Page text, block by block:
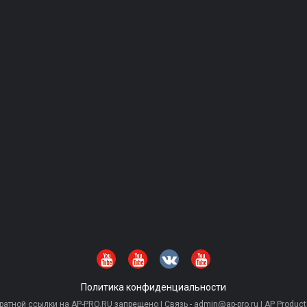
Политика конфиденциальности
ссылки на AP-PRO.RU запрещено | Связь - admin@ap-pro.ru | AP